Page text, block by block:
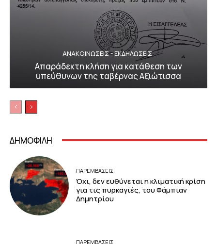
ΑΝΑΚΟΙΝΩΣΕΙΣ - ΕΚΔΗΛΩΣΕΙΣ
Απαράδεκτη κλήση για κατάθεση των
υπεύθυνων της ταβέρνας Αξιώτισσα
ΔΗΜΟΦΙΛΗ
ΠΑΡΕΜΒΑΣΕΙΣ
Όχι, δεν ευθύνεται η κλιματική κρίση
για τις πυρκαγιές, του Φάμπιαν
Δημητρίου
ΠΑΡΕΜΒΑΣΕΙΣ